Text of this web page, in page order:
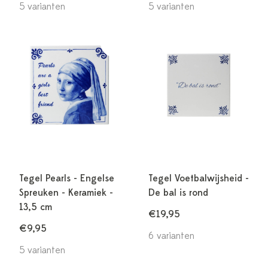
5 varianten
5 varianten
Tegel Pearls - Engelse
Spreuken - Keramiek -
13,5 cm
€9,95
5 varianten
Tegel Voetbalwijsheid -
De bal is rond
€19,95
6 varianten